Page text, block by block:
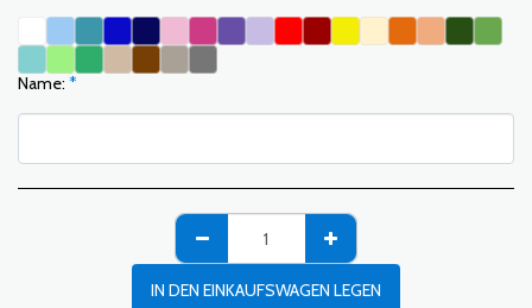
Name: *
IN DEN EINKAUFSWAGEN LEGEN